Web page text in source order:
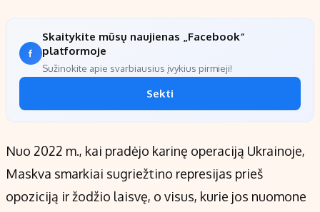
Skaitykite mūsų naujienas „Facebook“
platformoje
Sužinokite apie svarbiausius įvykius pirmieji!
Sekti
Nuo 2022 m., kai pradėjo karinę operaciją Ukrainoje,
Maskva smarkiai sugriežtino represijas prieš
opoziciją ir žodžio laisvę, o visus, kurie jos nuomone